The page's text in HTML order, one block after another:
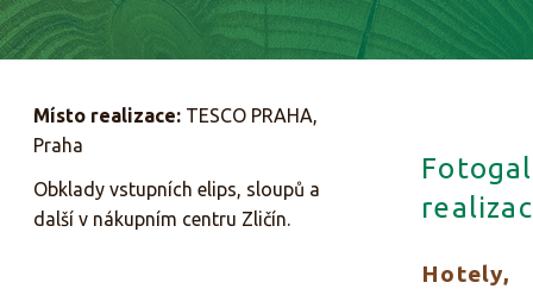
Místo realizace: TESCO PRAHA,
Praha
Obklady vstupních elips, sloupů a
další v nákupním centru Zličín.
Hotely,